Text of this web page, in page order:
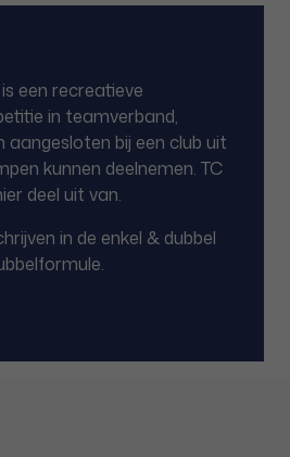
een recreatieve
in teamverband,
aangesloten bij een club uit
kunnen deelnemen. TC
deel uit van.
in de enkel & dubbel